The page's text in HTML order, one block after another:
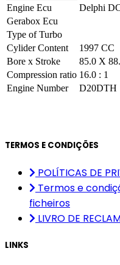
Engine Ecu
Delphi
Gerabox Ecu
Type of Turbo
Cylider Content
1997 CC
Bore x Stroke
85.0 X
Compression ratio 16.0 : 1
Engine Number
D20DTH
TERMOS E CONDIÇÕES
POLÍTICAS DE
Termos e
ficheiros
LIVRO DE
LINKS